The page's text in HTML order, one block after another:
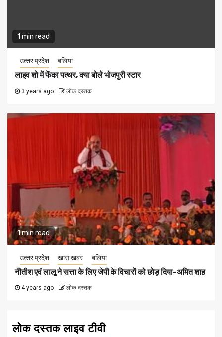
1 min read
उत्‍तर प्रदेश बलिया
लाइव शो में फेंका पत्थर, क्या बोले भोजपुरी स्टार
3 years ago लोक दस्तक
1 min read
उत्‍तर प्रदेश खास खबर बलिया
नीतीश एवं लालू ने सत्ता के लिए जेपी के विचारों को छोड़ दिया-अमित शाह
4 years ago लोक दस्तक
लोक दस्तक लाइव टीवी